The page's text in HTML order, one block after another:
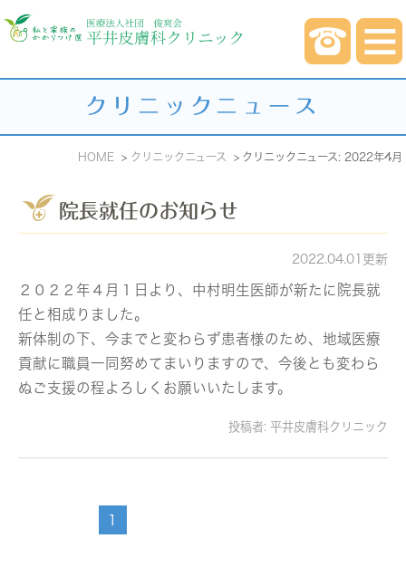
クリニックニュース
HOME クリニックニュース クリニックニュース: 2022年4月
院長就任のお知らせ
2022.04.01更新
２０２２年４月１日より、中村明生医師が新たに院長就
任と相成りました。
新体制の下、今までと変わらず患者様のため、地域医療
貢献に職員一同努めてまいりますので、今後とも変わら
ぬご支援の程よろしくお願いいたします。
投稿者: 平井皮膚科クリニック
1